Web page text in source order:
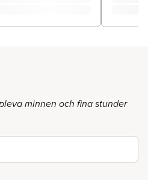
minnen och fina stunder